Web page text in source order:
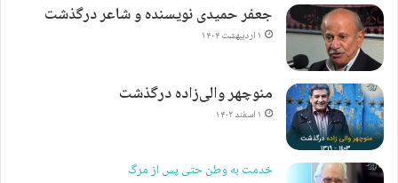
جعفر حمیدی نویسنده و شاعر درگذشت
۱ اردیبهشت ۱۴۰۴
منوچهر والی‌زاده درگذشت
۱ اسفند ۱۴۰۳
خدمت به وطن حتی پس از مرگ